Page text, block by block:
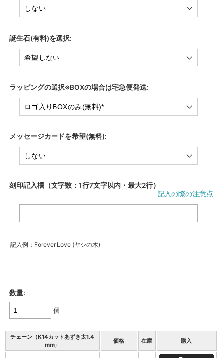
誕生石(有料)を選択:
ラッピングの選択※BOXの場合は宅急便発送:
メッセージカードを希望(無料):
刻印記入欄（文字数：1行7文字以内・最大2行）
記入の際の注意点
記入例：Forever Love (ヤシの木)
数量:
個
チェーン（K14カットあずき太1.4
mm）
価格 在庫 購入